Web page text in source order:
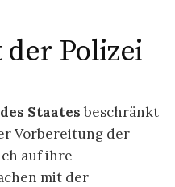
Polizei
Staates beschränkt
Vorbereitung der
auf ihre
mit der